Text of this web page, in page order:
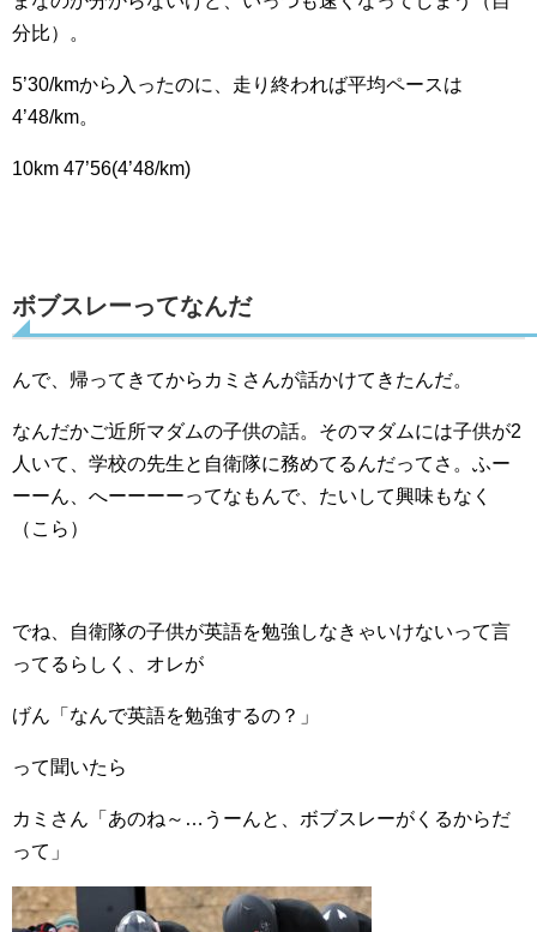
分比）。
5’30/kmから入ったのに、走り終われば平均ペースは
4’48/km。
10km 47’56(4’48/km)
ボブスレーってなんだ
んで、帰ってきてからカミさんが話かけてきたんだ。
なんだかご近所マダムの子供の話。そのマダムには子供が2
人いて、学校の先生と自衛隊に務めてるんだってさ。ふー
ーーん、へーーーーってなもんで、たいして興味もなく
（こら）
でね、自衛隊の子供が英語を勉強しなきゃいけないって言
ってるらしく、オレが
げん「なんで英語を勉強するの？」
って聞いたら
カミさん「あのね～…うーんと、ボブスレーがくるからだ
って」